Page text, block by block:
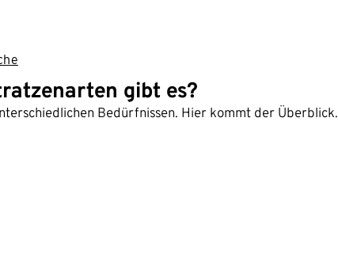
gibt es?
Bedürfnissen. Hier kommt der Überblick.